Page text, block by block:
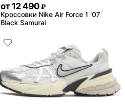
от 12 490 ₽
Кроссовки Nike Air Force 1 '07
Black Samurai